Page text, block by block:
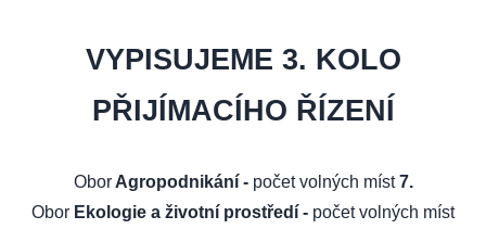
VYPISUJEME 3. KOLO
PŘIJÍMACÍHO ŘÍZENÍ
OborAgropodnikání - počet volných míst7.
Obor Ekologie a životní prostředí - počet volných míst